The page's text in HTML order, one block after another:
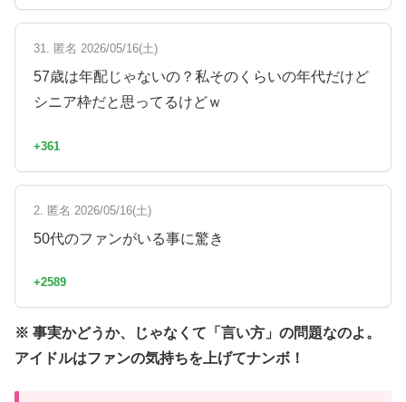
31. 匿名 2026/05/16(土)
57歳は年配じゃないの？私そのくらいの年代だけど
シニア枠だと思ってるけどｗ
+361
2. 匿名 2026/05/16(土)
50代のファンがいる事に驚き
+2589
※ 事実かどうか、じゃなくて「言い方」の問題なのよ。
アイドルはファンの気持ちを上げてナンボ！